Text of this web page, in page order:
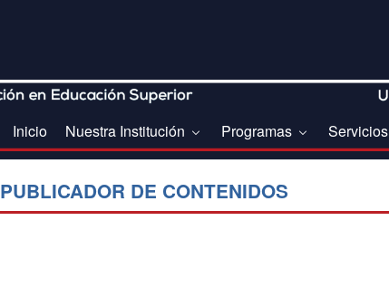
Inicio Nuestra Institución Programas Servicios
PUBLICADOR DE CONTENIDOS